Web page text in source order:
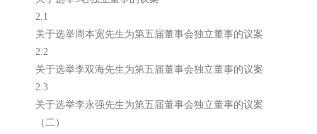
2.1
关于选举周本宽先生为第五届董事会独立董事的议案
2.2
关于选举李双海先生为第五届董事会独立董事的议案
2.3
关于选举李永强先生为第五届董事会独立董事的议案
（二）